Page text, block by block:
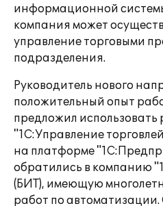
информационной
компания может
управление торговыми
подразделения.
Руководитель нового
положительный опыт
предложил использовать
"1С:Управление
на платформе
обратились в компанию
(БИТ), имеющую
работ по